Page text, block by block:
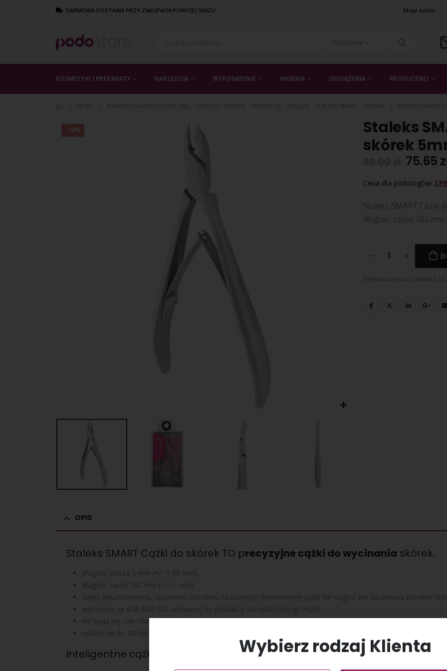
DARMOWA DOSTAWA PRZY ZAKUPACH POWYŻEJ 500ZŁ! Moje konto
KOSMETYKI I PREPARATY NARZĘDZIA WYPOSAŻENIE HIGIENA ODCIĄŻENIA PRODUCENCI
-15%
Staleks
skórek
75.65
Cena dla podologów:
Staleks SMART Cążki
długość cążek 102
Najniższa cena z ostatnich
OPIS
Staleks SMART Cążki do skórek TO precyzyjne cążki do wycinania skórek.
długość ostrza 5 mm (+/- 1,00 mm),
długość cążek 102 mm (+/- 1 mm),
dzięki dwustronnemu, ręcznemu ostrzeniu na ściernicy diamentowej cążki nie ciągną, nie zaczepiają ścinanej
wykonane ze stali AISI 420, używanej do produkcji narzędzi chirurgicznych,
nie tępią się i nie rdzewieją,
nadają się do sterylizacji w autoklawie.
Inteligentne cążki do skórek Wybierz rodzaj Klienta